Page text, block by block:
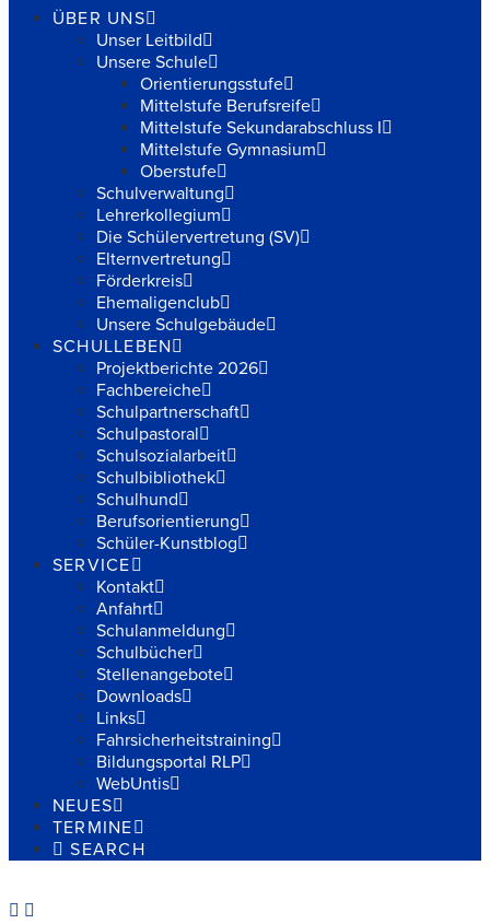
ÜBER UNS
Unser Leitbild
Unsere Schule
Orientierungsstufe
Mittelstufe Berufsreife
Mittelstufe Sekundarabschluss I
Mittelstufe Gymnasium
Oberstufe
Schulverwaltung
Lehrerkollegium
Die Schülervertretung (SV)
Elternvertretung
Förderkreis
Ehemaligenclub
Unsere Schulgebäude
SCHULLEBEN
Projektberichte 2026
Fachbereiche
Schulpartnerschaft
Schulpastoral
Schulsozialarbeit
Schulbibliothek
Schulhund
Berufsorientierung
Schüler-Kunstblog
SERVICE
Kontakt
Anfahrt
Schulanmeldung
Schulbücher
Stellenangebote
Downloads
Links
Fahrsicherheitstraining
Bildungsportal RLP
WebUntis
NEUES
TERMINE
SEARCH